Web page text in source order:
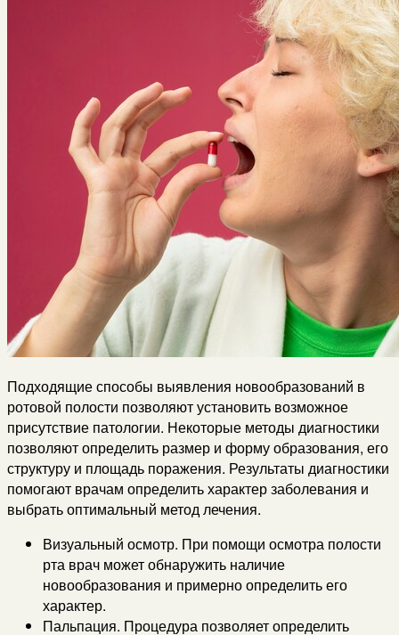
Подходящие способы выявления новообразований в
ротовой полости позволяют установить возможное
присутствие патологии. Некоторые методы диагностики
позволяют определить размер и форму образования, его
структуру и площадь поражения. Результаты диагностики
помогают врачам определить характер заболевания и
выбрать оптимальный метод лечения.
Визуальный осмотр. При помощи осмотра полости
рта врач может обнаружить наличие
новообразования и примерно определить его
характер.
Пальпация. Процедура позволяет определить